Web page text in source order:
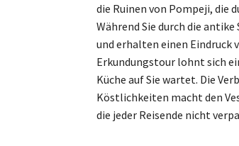
die Ruinen von Pompeji, die
Während Sie durch die
und erhalten einen Eindruck
Erkundungstour lohnt sich
Küche auf Sie wartet. Die
Köstlichkeiten macht den
die jeder Reisende nicht